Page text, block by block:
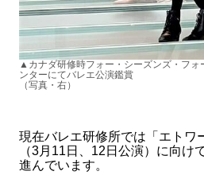
▲カナダ研修時フォー・シーズンズ・フォ
ンターにてバレエ公演鑑賞
（写真・右）
現在バレエ研修所では「エトワ
（3月11日、12日公演）に向け
進んでいます。